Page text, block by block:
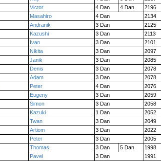
Victor 4 Dan 4 Dan 2196
Masahiro 4 Dan 2134
Andranik 3 Dan 2125
Kazushi 3 Dan 2113
Ivan 3 Dan 2101
Nikita 3 Dan 2097
Janik 3 Dan 2085
Denis 3 Dan 2078
Adam 3 Dan 2078
Peter 4 Dan 2076
Eugeny 3 Dan 2059
Simon 3 Dan 2058
Kazuki 1 Dan 2052
Twan 3 Dan 2049
Artiom 3 Dan 2022
Peter 3 Dan 2005
Thomas 3 Dan 5 Dan 1998
Pavel 3 Dan 1991